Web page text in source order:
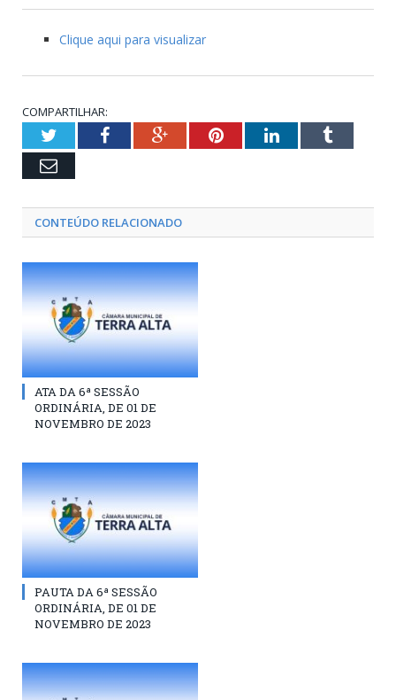
Clique aqui para visualizar
COMPARTILHAR:
TwitterFacebookGoogle+PinterestLinkedInTumblr
Email
CONTEÚDO RELACIONADO
ATA DA 6ª SESSÃO
ORDINÁRIA, DE 01 DE
NOVEMBRO DE 2023
PAUTA DA 6ª SESSÃO
ORDINÁRIA, DE 01 DE
NOVEMBRO DE 2023